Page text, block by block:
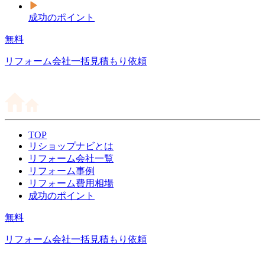
成功のポイント
無料
リフォーム会社一括見積もり依頼
TOP
リショップナビとは
リフォーム会社一覧
リフォーム事例
リフォーム費用相場
成功のポイント
無料
リフォーム会社一括見積もり依頼